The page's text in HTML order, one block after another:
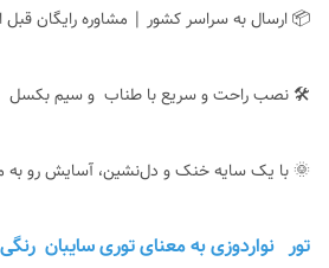
📦 ارسال به سراسر کشور | مشاوره رایگان قبل
🛠 نصب راحت و سریع با طناب و سیم بکسل
🌞 با یک سایه خنک و دل‌نشین، آسایش رو به
تور نواردوزی به معنای توری سایبان